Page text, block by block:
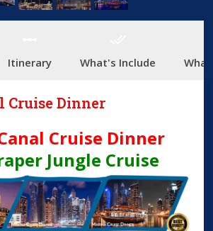
Itinerary What's Include
Cruise Dinner
Cruise Dinner
Jungle Cruise